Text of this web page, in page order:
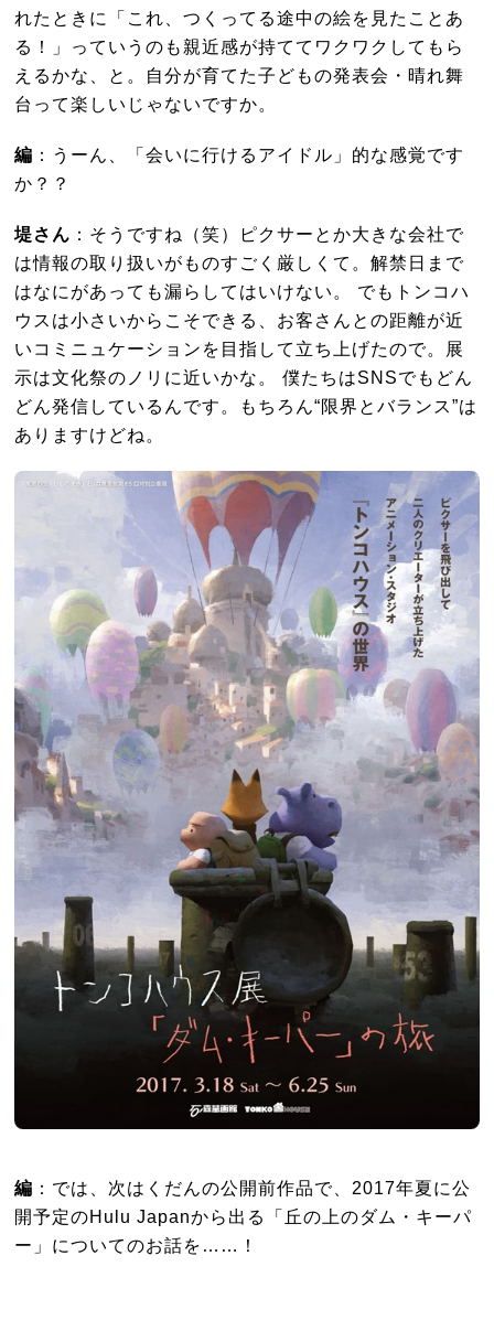
れたときに「これ、つくってる途中の絵を見たことあ
る！」っていうのも親近感が持ててワクワクしてもら
えるかな、と。自分が育てた子どもの発表会・晴れ舞
台って楽しいじゃないですか。
編 ：うーん、「会いに行けるアイドル」的な感覚です
か？？
堤さん ：そうですね（笑）ピクサーとか大きな会社で
は情報の取り扱いがものすごく厳しくて。解禁日まで
はなにがあっても漏らしてはいけない。 でもトンコハ
ウスは小さいからこそできる、お客さんとの距離が近
いコミニュケーションを目指して立ち上げたので。展
示は文化祭のノリに近いかな。 僕たちはSNSでもどん
どん発信しているんです。もちろん“限界とバランス”は
ありますけどね。
編 ：では、次はくだんの公開前作品で、2017年夏に公
開予定のHulu Japanから出る「丘の上のダム・キーパ
ー」についてのお話を……！